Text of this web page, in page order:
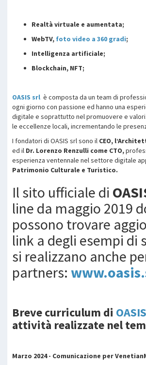
Realtà virtuale e aumentata;
WebTV, foto video a 360 gradi;
Intelligenza artificiale;
Blockchain, NFT;
OASIS srl è composta da un team di
ogni giorno con passione ed hanno una
digitale e soprattutto nel promuovere e
le eccellenze locali, incrementando le
I fondatori di OASIS srl sono il CEO,
ed il Dr. Lorenzo Renzulli come CTO,
esperienza ventennale nel settore digitale
Patrimonio Culturale e Turistico.
Il sito ufficiale di
line da maggio 2019
possono trovare
link a degli esempi di
si realizzano anche
partners:
Breve curriculum di
attività realizzate nel
Marzo 2024 - Comunicazione per